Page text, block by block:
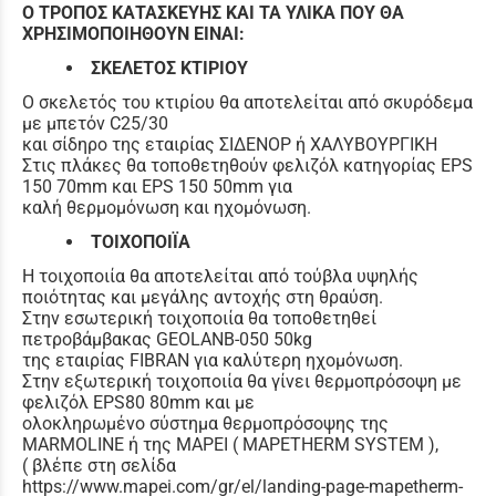
Ο ΤΡΟΠΟΣ ΚΑΤΑΣΚΕΥΗΣ ΚΑΙ ΤΑ ΥΛΙΚΑ ΠΟΥ ΘΑ
ΧΡΗΣΙΜΟΠΟΙΗΘΟΥΝ ΕΙΝΑΙ:
ΣΚΕΛΕΤΟΣ ΚΤΙΡΙΟΥ
Ο σκελετός του κτιρίου θα αποτελείται από σκυρόδεμα
με μπετόν C25/30
και σίδηρο της εταιρίας ΣΙΔΕΝΟΡ ή ΧΑΛΥΒΟΥΡΓΙΚΗ
Στις πλάκες θα τοποθετηθούν φελιζόλ κατηγορίας EPS
150 70mm και EPS 150 50mm για
καλή θερμομόνωση και ηχομόνωση.
ΤΟΙΧΟΠΟΙΪΑ
Η τοιχοποιία θα αποτελείται από τούβλα υψηλής
ποιότητας και μεγάλης αντοχής στη θραύση.
Στην εσωτερική τοιχοποιία θα τοποθετηθεί
πετροβάμβακας GEOLANB-050 50kg
της εταιρίας FIBRAN για καλύτερη ηχομόνωση.
Στην εξωτερική τοιχοποιία θα γίνει θερμοπρόσοψη με
φελιζόλ EPS80 80mm και με
ολοκληρωμένο σύστημα θερμοπρόσοψης της
MARMOLINE ή της MAPEI ( MAPETHERM SYSTEM ),
( βλέπε στη σελίδα
https://www.mapei.com/gr/el/landing-page-mapetherm-